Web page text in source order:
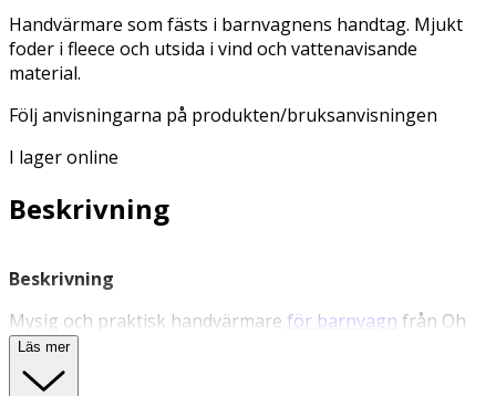
Handvärmare som fästs i barnvagnens handtag. Mjukt
foder i fleece och utsida i vind och vattenavisande
material.
Följ anvisningarna på produkten/bruksanvisningen
I lager online
Beskrivning
Beskrivning
Mysig och praktisk handvärmare för barnvagn från Oh
Poppy! Den sköna handvärmaren håller dina händer
varma på barnvagnspromenaden under de kalla
Läs mer